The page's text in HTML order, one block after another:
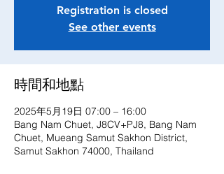
Registration is closed
See other events
時間和地點
2025年5月19日 07:00 – 16:00
Bang Nam Chuet, J8CV+PJ8, Bang Nam
Chuet, Mueang Samut Sakhon District,
Samut Sakhon 74000, Thailand